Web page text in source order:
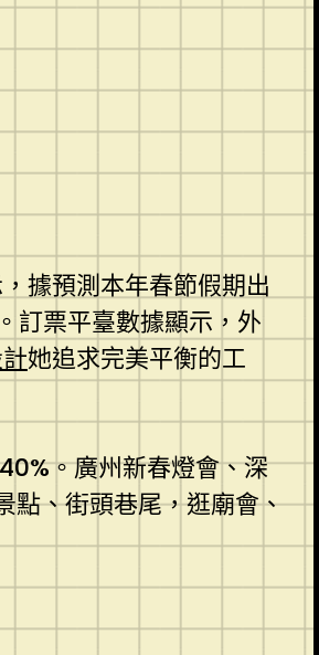
據預測本年春節假期出
訂票平臺數據顯示，外
她追求完美平衡的工
。廣州新春燈會、深
點、街頭巷尾，逛廟會、